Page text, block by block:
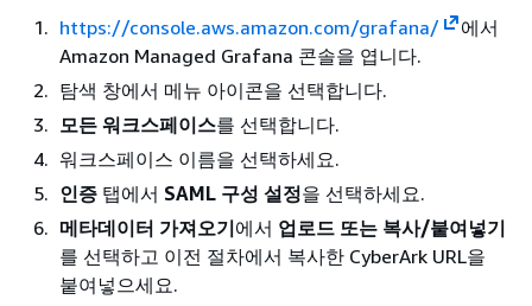
https://console.aws.amazon.com/grafana/
에서
Amazon Managed Grafana 콘솔을 엽니다.
탐색 창에서 메뉴 아이콘을 선택합니다.
모든 워크스페이스를 선택합니다.
워크스페이스 이름을 선택하세요.
인증 탭에서 SAML 구성 설정을 선택하세요.
메타데이터 가져오기에서 업로드 또는 복사/붙여넣기
를 선택하고 이전 절차에서 복사한 CyberArk URL을
붙여넣으세요.